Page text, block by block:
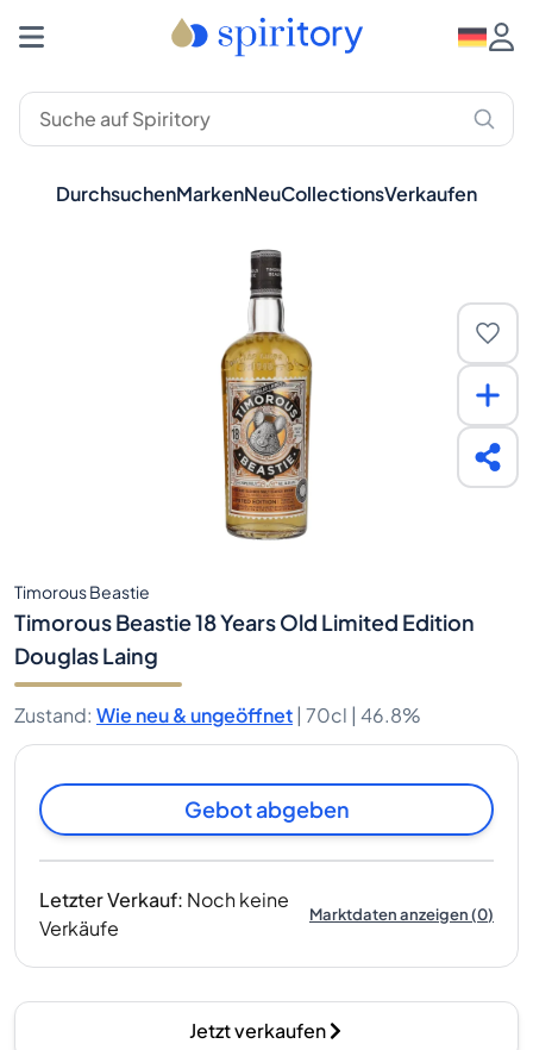
DurchsuchenMarkenNeuCollectionsVerkaufen
Timorous Beastie
Timorous Beastie 18 Years Old Limited Edition
Douglas Laing
Zustand: Wie neu & ungeöffnet | 70cl | 46.8%
Gebot abgeben
Letzter Verkauf: Noch keine
Verkäufe
Marktdaten anzeigen(0)
Jetzt verkaufen